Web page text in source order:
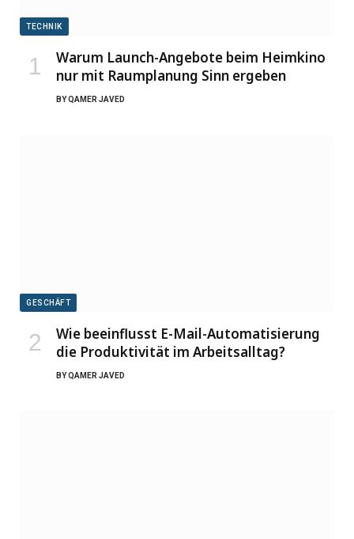
TECHNIK
Warum Launch-Angebote beim Heimkino
nur mit Raumplanung Sinn ergeben
BYQAMER JAVED
GESCHÄFT
Wie beeinflusst E-Mail-Automatisierung
die Produktivität im Arbeitsalltag?
BYQAMER JAVED